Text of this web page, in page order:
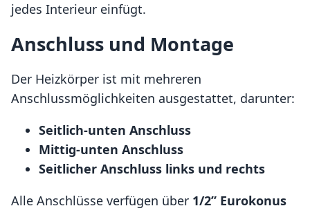
jedes Interieur einfügt.
Anschluss und Montage
Der Heizkörper ist mit mehreren
Anschlussmöglichkeiten ausgestattet, darunter:
Seitlich-unten Anschluss
Mittig-unten Anschluss
Seitlicher Anschluss links und rechts
Alle Anschlüsse verfügen über 1/2” Eurokonus